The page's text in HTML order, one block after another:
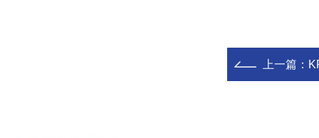
上一篇：